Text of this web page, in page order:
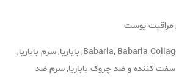
,مراقبت پوست
Babaria, Babaria
, باباریا,سرم باباریا,
کننده و ضد چروک باباریا,سرم ضد